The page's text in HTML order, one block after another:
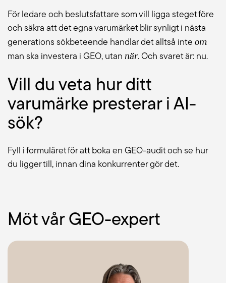
För ledare och beslutsfattare som vill ligga steget före
och säkra att det egna varumärket blir synligt i nästa
generations sökbeteende handlar det alltså inte om
man ska investera i GEO, utan när. Och svaret är: nu.
Vill du veta hur ditt
varumärke presterar i AI-
sök?
Fyll i formuläret för att boka en GEO-audit och se hur
du ligger till, innan dina konkurrenter gör det.
Möt vår GEO-expert